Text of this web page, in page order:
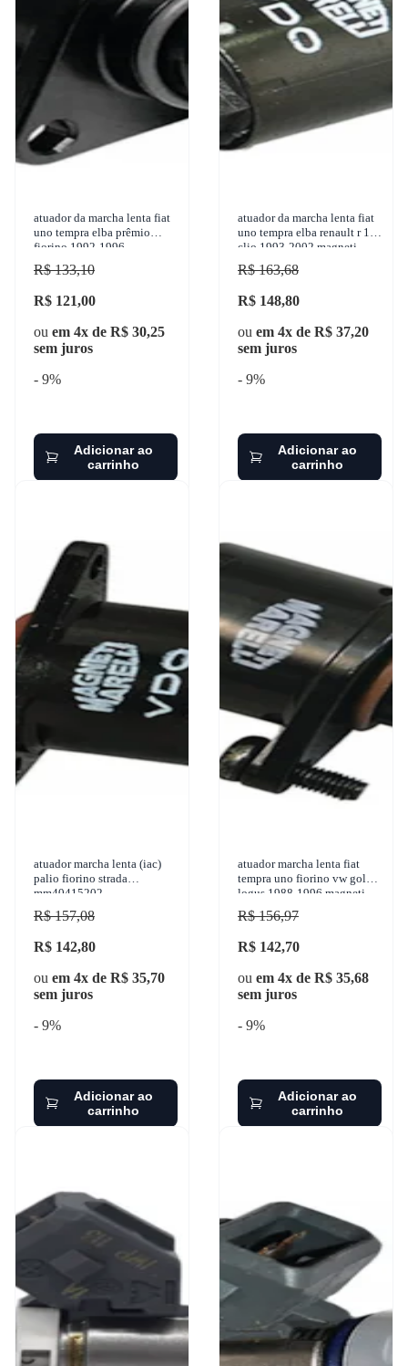
atuador da marcha lenta fiat
uno tempra elba prêmio
fiorino 1992-1996
continental - atu00801r
R$ 133,10
R$ 121,00
ou em 4x de R$ 30,25
sem juros
- 9%
Adicionar ao
carrinho
atuador da marcha lenta fiat
uno tempra elba renault r 19
clio 1993-2002 magneti
marelli - 40397102
R$ 163,68
R$ 148,80
ou em 4x de R$ 37,20
sem juros
- 9%
Adicionar ao
carrinho
atuador marcha lenta (iac)
palio fiorino strada
mm40415202
R$ 157,08
R$ 142,80
ou em 4x de R$ 35,70
sem juros
- 9%
Adicionar ao
carrinho
atuador marcha lenta fiat
tempra uno fiorino vw gol
logus 1988-1996 magneti
marelli - 40380202
R$ 156,97
R$ 142,70
ou em 4x de R$ 35,68
sem juros
- 9%
Adicionar ao
carrinho